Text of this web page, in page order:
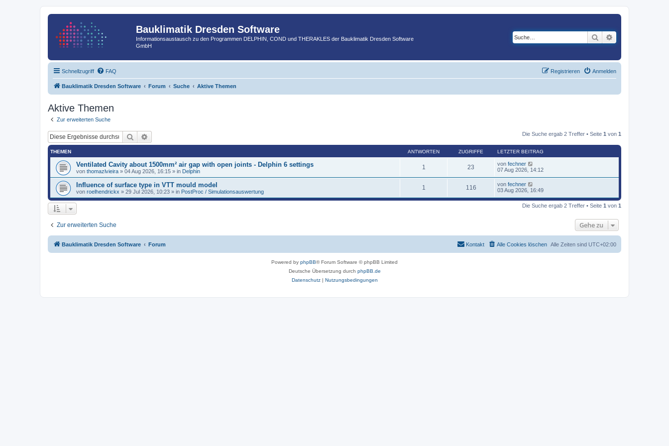
Bauklimatik Dresden Software
Informationsaustausch zu den Programmen DELPHIN, COND und THERAKLES der Bauklimatik Dresden Software
GmbH
Suche
Schnellzugriff FAQ Anmelden
Registrieren
Bauklimatik Dresden Software Forum Suche Aktive Themen
Aktive Themen
Zur erweiterten Suche
Suche Die Suche ergab 2 Treffer • Seite 1 von 1
THEMEN ANTWORTEN ZUGRIFFE LETZTER BEITRAG
Ventilated Cavity about 1500mm² air gap with open joints - Delphin 6 settings
von thomazlvieira » 04 Aug 2026, 16:15 » in Delphin
1 23 von fechner
07 Aug 2026, 14:12
Influence of surface type in VTT mould model
von roelhendrickx » 29 Jul 2026, 10:23 » in PostProc / Simulationsauswertung
1 116 von fechner
03 Aug 2026, 16:49
Die Suche ergab 2 Treffer • Seite 1 von 1
Zur erweiterten Suche Gehe zu
Bauklimatik Dresden Software Forum Alle Zeiten sind UTC+02:00
Alle Cookies löschen
Kontakt
Powered by phpBB® Forum Software © phpBB Limited
Deutsche Übersetzung durch phpBB.de
Datenschutz| Nutzungsbedingungen